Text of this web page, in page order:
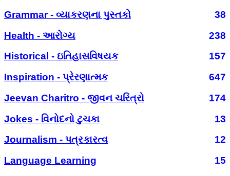
Grammar - વ્યાકરણના પુસ્તકો
38
Health - આરોગ્ય
238
Historical - ઇતિહાસવિષયક
157
Inspiration - પ્રેરણાત્મક
647
Jeevan Charitro - જીવન ચરિત્રો
174
Jokes - વિનોદનો ટુચકા
13
Journalism - પત્રકારત્વ
12
Language Learning
15